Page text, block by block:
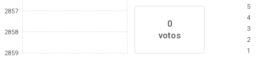
2857
2858
2859
0
votos
5
4
3
2
1